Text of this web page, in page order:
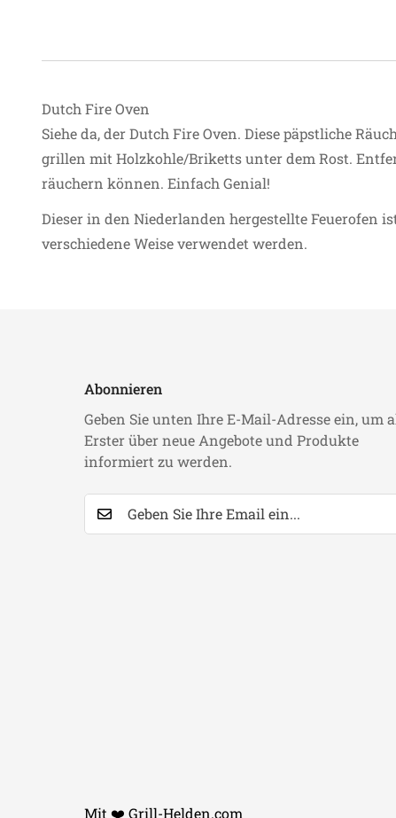
Dutch Fire Oven
Siehe da, der Dutch Fire Oven. Diese päpstliche
grillen mit Holzkohle/Briketts unter dem Rost.
räuchern können. Einfach Genial!
Dieser in den Niederlanden hergestellte Feuerofen
verschiedene Weise verwendet werden.
Abonnieren
Geben Sie unten Ihre E-Mail-Adresse ein, um
Erster über neue Angebote und Produkte
informiert zu werden.
Mit ❤️ Grill-Helden.com